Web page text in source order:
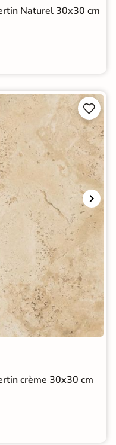
Naturel 30x30 cm


crème 30x30 cm